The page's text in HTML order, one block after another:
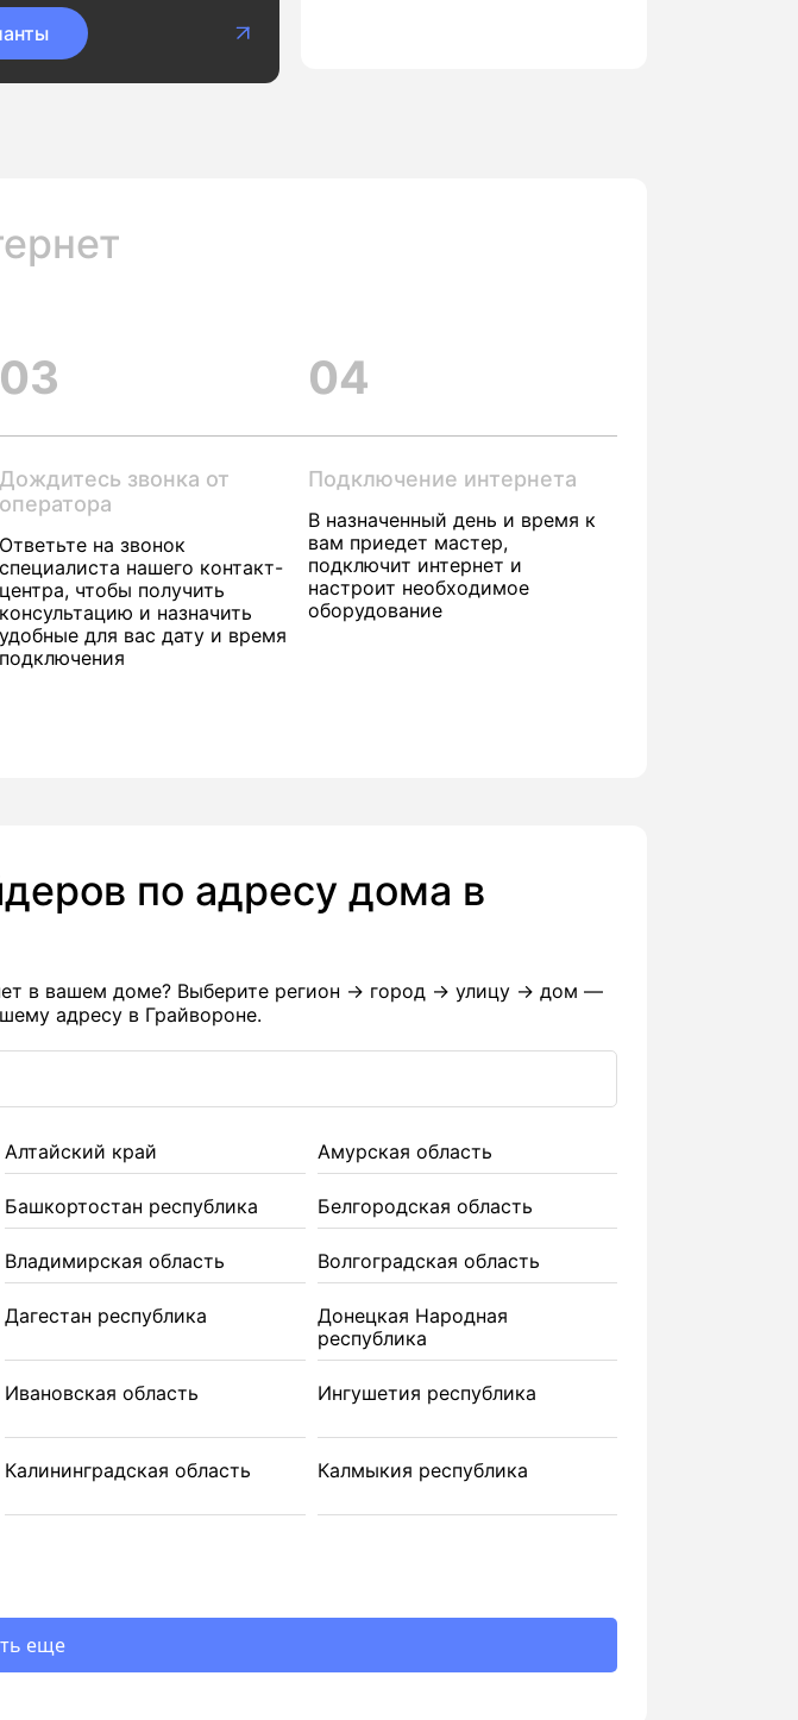
03
Дождитесь звонка от
оператора
Ответьте на звонок
специалиста нашего контакт-
центра, чтобы получить
консультацию и назначить
удобные для вас дату и время
подключения
04
Подключение интернета
В назначенный день и время к
вам приедет мастер,
подключит интернет и
настроит необходимое
оборудование
по адресу дома в
в вашем доме? Выберите регион → город → улицу → дом —
адресу в Грайвороне.
Алтайский край Амурская область
Башкортостан республика Белгородская область
Владимирская область Волгоградская область
Дагестан республика
Донецкая Народная
республика
Ивановская область Ингушетия республика
Калининградская область Калмыкия республика
еще